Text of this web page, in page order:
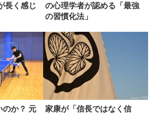
長く感じ
の心理学者が認める「最強
の習慣化法」
のか？ 元
家康が「信長ではなく信